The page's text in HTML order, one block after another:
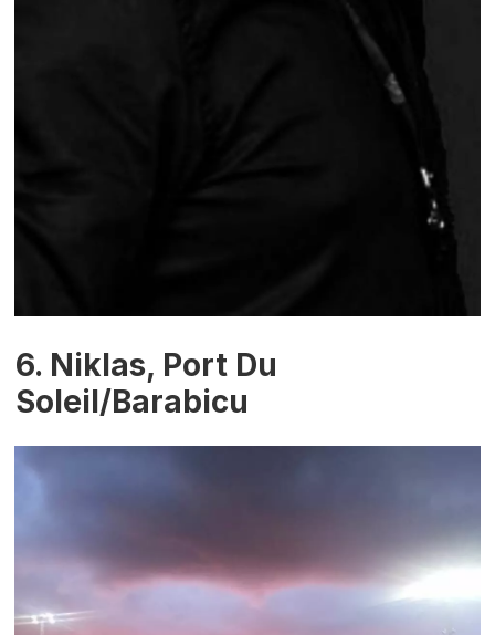
6. Niklas, Port Du
Soleil/Barabicu